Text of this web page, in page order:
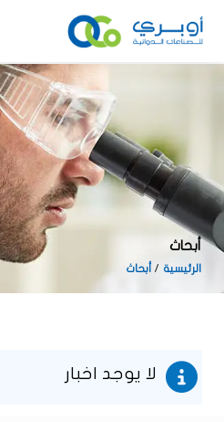
أبحاث
الرئيسية أبحاث
لا يوجد اخبار